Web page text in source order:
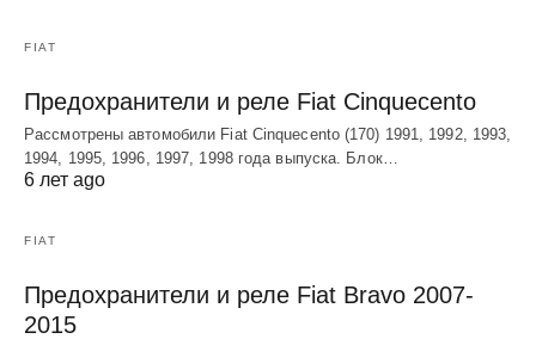
FIAT
Предохранители и реле Fiat Cinquecento
Рассмотрены автомобили Fiat Cinquecento (170) 1991, 1992, 1993,
1994, 1995, 1996, 1997, 1998 года выпуска. Блок…
6 лет ago
FIAT
Предохранители и реле Fiat Bravo 2007-
2015